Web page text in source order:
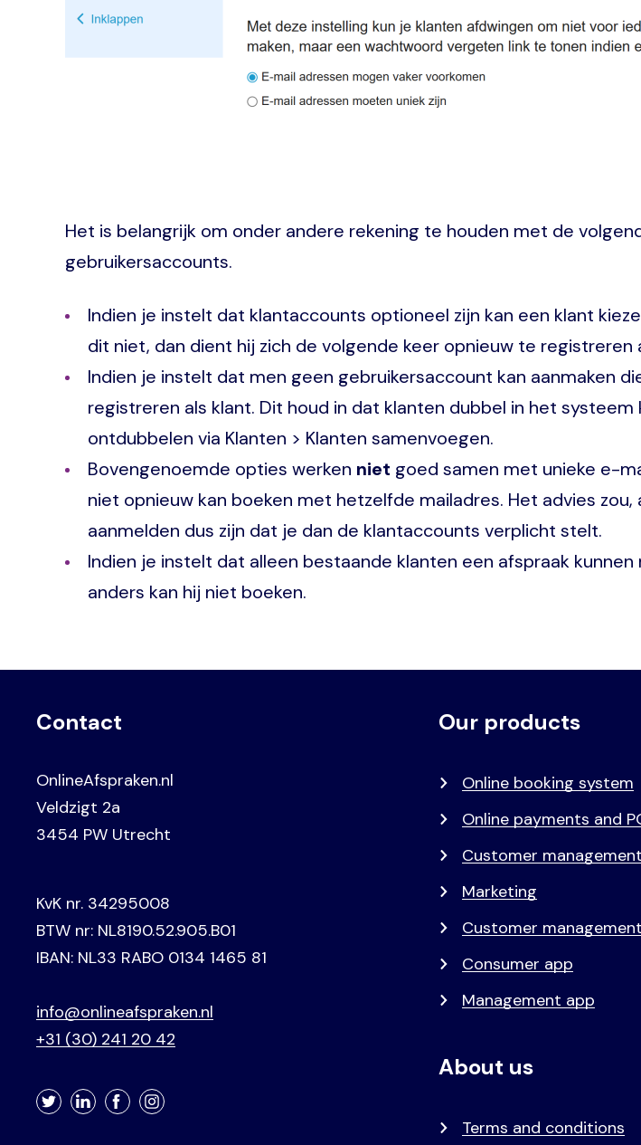
Het is belangrijk om onder andere rekening te houden met de
gebruikersaccounts.
Indien je instelt dat klantaccounts optioneel zijn kan een klant
dit niet, dan dient hij zich de volgende keer opnieuw te registreren
Indien je instelt dat men geen gebruikersaccount kan aanmaken
registreren als klant. Dit houd in dat klanten dubbel in het
ontdubbelen via Klanten > Klanten samenvoegen.
Bovengenoemde opties werken niet goed samen met unieke e-
niet opnieuw kan boeken met hetzelfde mailadres. Het advies
aanmelden dus zijn dat je dan de klantaccounts verplicht stelt.
Indien je instelt dat alleen bestaande klanten een afspraak kunnen
anders kan hij niet boeken.
Contact
OnlineAfspraken.nl
Veldzigt 2a
3454 PW Utrecht
KvK nr. 34295008
BTW nr: NL8190.52.905.B01
IBAN: NL33 RABO 0134 1465 81
info@onlineafspraken.nl
+31 (30) 241 20 42
TwitterLinkedInFacebookInstagram
Voet
Primair
Our products
Online booking system
Online payments and
Customer management
Marketing
Customer management
Consumer app
Management app
About us
Terms and conditions